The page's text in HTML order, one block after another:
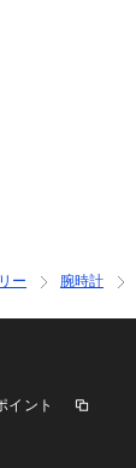
ー 腕時計
イント